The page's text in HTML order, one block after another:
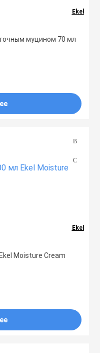
Ekel
муцином 70 мл
Ekel
Moisture Cream